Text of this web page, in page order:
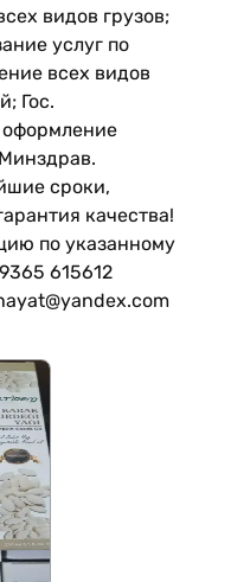
видов грузов;
услуг по
всех видов
Гос.
сроки,
качества!
по указанному
615612